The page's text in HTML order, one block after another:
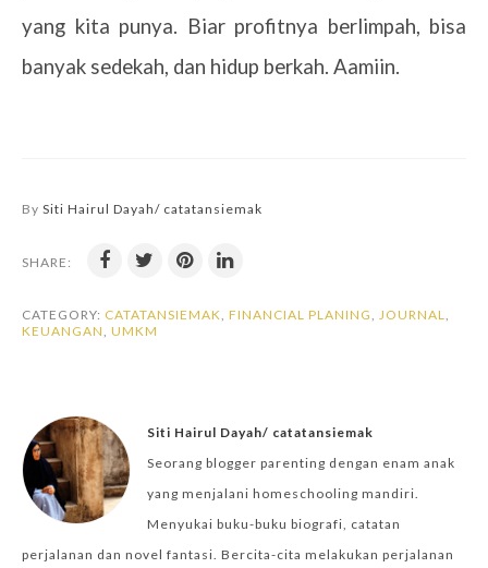
yang kita punya. Biar profitnya berlimpah, bisa
banyak sedekah, dan hidup berkah. Aamiin.
By Siti Hairul Dayah/ catatansiemak
SHARE:
CATEGORY: CATATANSIEMAK, FINANCIAL PLANING, JOURNAL,
KEUANGAN, UMKM
Siti Hairul Dayah/ catatansiemak
Seorang blogger parenting dengan enam anak
yang menjalani homeschooling mandiri.
Menyukai buku-buku biografi, catatan
perjalanan dan novel fantasi. Bercita-cita melakukan perjalanan